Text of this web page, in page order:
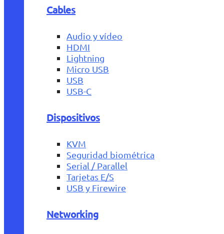
Cables
Audio y vídeo
HDMI
Lightning
Micro USB
USB
USB-C
Dispositivos
KVM
Seguridad biométrica
Serial / Parallel
Tarjetas E/S
USB y Firewire
Networking